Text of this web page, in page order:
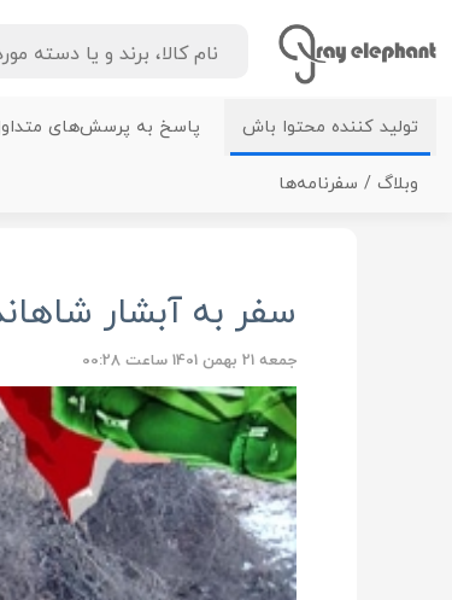
تولید کننده محتوا باش پاسخ به پرسش‌های
وبلاگ / سفرنامه‌ها
سفر به آبشار
جمعه 21 بهمن 1401 ساعت 00:28